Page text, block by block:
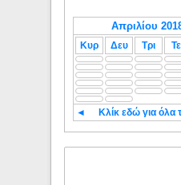
Κυρ Δευ Τρι
◄ Κλίκ εδώ για όλα